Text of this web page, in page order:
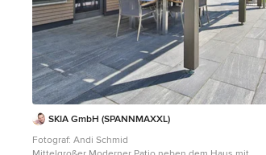
SKIA GmbH (SPANNMAXXL)
Fotograf: Andi Schmid